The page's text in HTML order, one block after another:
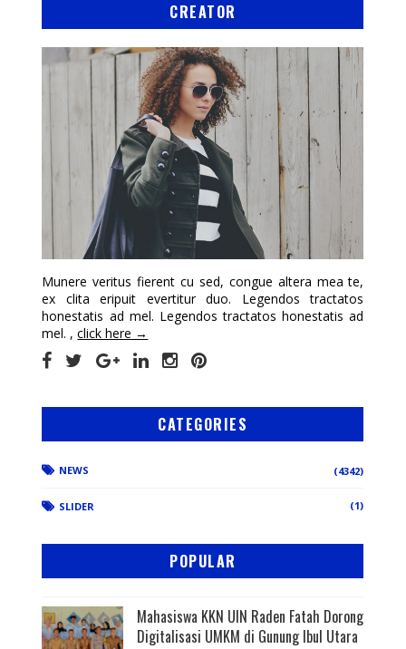
CREATOR
Munere veritus fierent cu sed, congue altera mea te,
ex clita eripuit evertitur duo. Legendos tractatos
honestatis ad mel. Legendos tractatos honestatis ad
mel. ,click here →
CATEGORIES
NEWS (4342)
SLIDER (1)
POPULAR
Mahasiswa KKN UIN Raden Fatah Dorong
Digitalisasi UMKM di Gunung Ibul Utara